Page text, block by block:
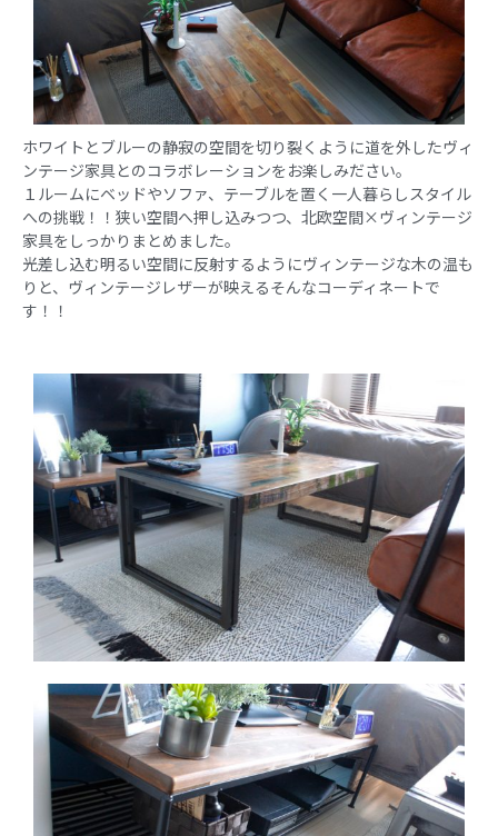
ホワイトとブルーの静寂の空間を切り裂くように道を外したヴィ
ンテージ家具とのコラボレーションをお楽しみださい。
１ルームにベッドやソファ、テーブルを置く一人暮らしスタイル
への挑戦！！狭い空間へ押し込みつつ、北欧空間×ヴィンテージ
家具をしっかりまとめました。
光差し込む明るい空間に反射するようにヴィンテージな木の温も
りと、ヴィンテージレザーが映えるそんなコーディネートで
す！！